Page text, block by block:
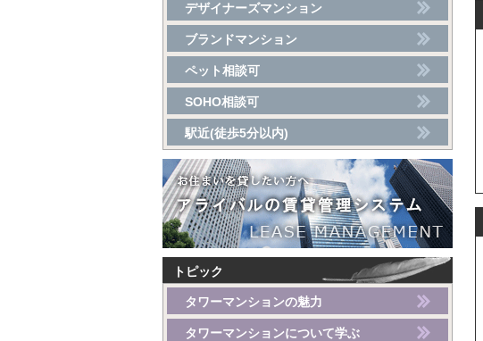
デザイナーズマンション
ブランドマンション
ペット相談可
SOHO相談可
駅近(徒歩5分以内)
トピック
タワーマンションの魅力
タワーマンションについて学ぶ